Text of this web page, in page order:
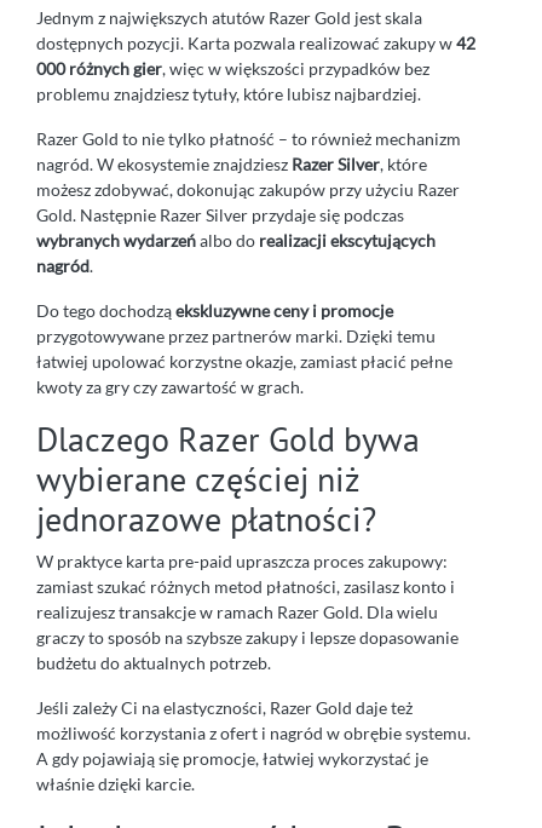
Jednym z największych atutów Razer Gold jest skala
dostępnych pozycji. Karta pozwala realizować zakupy w42
000 różnych gier, więc w większości przypadków bez
problemu znajdziesz tytuły, które lubisz najbardziej.
Razer Gold to nie tylko płatność – to również mechanizm
nagród. W ekosystemie znajdziesz Razer Silver, które
możesz zdobywać, dokonując zakupów przy użyciu Razer
Gold. Następnie Razer Silver przydaje się podczas
wybranych wydarzeńalbo do realizacji ekscytujących
nagród.
Do tego dochodząekskluzywne ceny i promocje
przygotowywane przez partnerów marki. Dzięki temu
łatwiej upolować korzystne okazje, zamiast płacić pełne
kwoty za gry czy zawartość w grach.
Dlaczego Razer Gold bywa
wybierane częściej niż
jednorazowe płatności?
W praktyce karta pre-paid upraszcza proces zakupowy:
zamiast szukać różnych metod płatności, zasilasz konto i
realizujesz transakcje w ramach Razer Gold. Dla wielu
graczy to sposób na szybsze zakupy i lepsze dopasowanie
budżetu do aktualnych potrzeb.
Jeśli zależy Ci na elastyczności, Razer Gold daje też
możliwość korzystania z ofert i nagród w obrębie systemu.
A gdy pojawiają się promocje, łatwiej wykorzystać je
właśnie dzięki karcie.